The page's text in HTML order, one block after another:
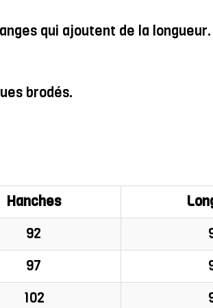
qui ajoutent de la longueur.
brodés.
Hanches
92
97
102